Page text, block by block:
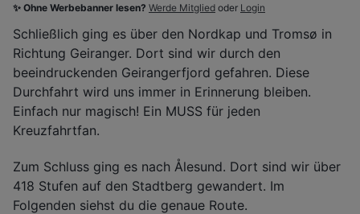
✨ Ohne Werbebanner lesen? Werde Mitglied oder Login
Schließlich ging es über den Nordkap und Tromsø in
Richtung Geiranger. Dort sind wir durch den
beeindruckenden Geirangerfjord gefahren. Diese
Durchfahrt wird uns immer in Erinnerung bleiben.
Einfach nur magisch! Ein MUSS für jeden
Kreuzfahrtfan.
Zum Schluss ging es nach Ålesund. Dort sind wir über
418 Stufen auf den Stadtberg gewandert. Im
Folgenden siehst du die genaue Route.